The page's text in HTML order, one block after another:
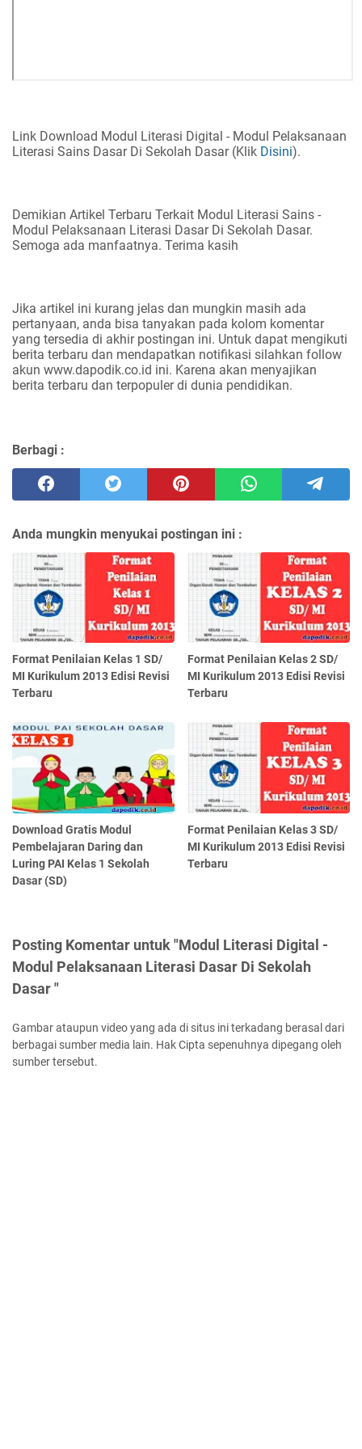
Link Download Modul Literasi Digital - Modul Pelaksanaan
Literasi Sains Dasar Di Sekolah Dasar (Klik Disini).
Demikian Artikel Terbaru Terkait Modul Literasi Sains -
Modul Pelaksanaan Literasi Dasar Di Sekolah Dasar.
Semoga ada manfaatnya. Terima kasih
Jika artikel ini kurang jelas dan mungkin masih ada
pertanyaan, anda bisa tanyakan pada kolom komentar
yang tersedia di akhir postingan ini. Untuk dapat mengikuti
berita terbaru dan mendapatkan notifikasi silahkan follow
akun www.dapodik.co.id ini. Karena akan menyajikan
berita terbaru dan terpopuler di dunia pendidikan.
Berbagi :
Anda mungkin menyukai postingan ini :
Format Penilaian Kelas 1 SD/
MI Kurikulum 2013 Edisi Revisi
Terbaru
Format Penilaian Kelas 2 SD/
MI Kurikulum 2013 Edisi Revisi
Terbaru
Download Gratis Modul
Pembelajaran Daring dan
Luring PAI Kelas 1 Sekolah
Dasar (SD)
Format Penilaian Kelas 3 SD/
MI Kurikulum 2013 Edisi Revisi
Terbaru
Posting Komentar untuk "Modul Literasi Digital -
Modul Pelaksanaan Literasi Dasar Di Sekolah
Dasar "
Gambar ataupun video yang ada di situs ini terkadang berasal dari
berbagai sumber media lain. Hak Cipta sepenuhnya dipegang oleh
sumber tersebut.